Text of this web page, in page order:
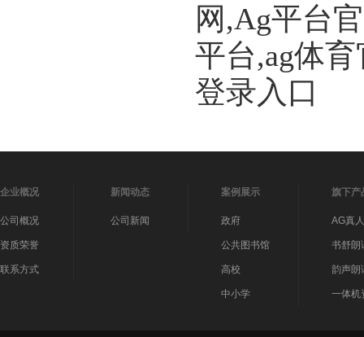
网,Ag平台
平台,ag体
登录入口
企业概况
公司概况
资质荣誉
联系方式
新闻动态
公司新闻
案例展示
政府
公共图书馆
高校
中小学
旗下产
AG真
书舒朗
韵声朗
一体机